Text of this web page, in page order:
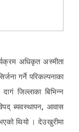
अधिकृत अस्मीता
गर्ने परिकल्पनाका
जिल्लाका बिभिन्न
ब्यवस्थापन, आवास
थियो । देउखुरीमा